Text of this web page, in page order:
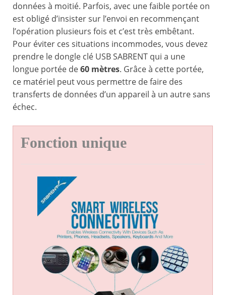
données à moitié. Parfois, avec une faible portée on
est obligé d’insister sur l’envoi en recommençant
l’opération plusieurs fois et c’est très embêtant.
Pour éviter ces situations incommodes, vous devez
prendre le dongle clé USB SABRENT qui a une
longue portée de60 mètres. Grâce à cette portée,
ce matériel peut vous permettre de faire des
transferts de données d’un appareil à un autre sans
échec.
Fonction unique